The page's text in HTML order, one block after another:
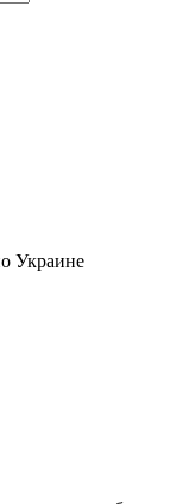
Украине